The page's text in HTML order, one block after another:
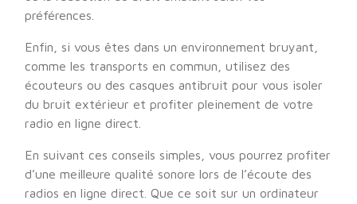
préférences.
Enfin, si vous êtes dans un environnement bruyant,
comme les transports en commun, utilisez des
écouteurs ou des casques antibruit pour vous isoler
du bruit extérieur et profiter pleinement de votre
radio en ligne direct.
En suivant ces conseils simples, vous pourrez profiter
d’une meilleure qualité sonore lors de l’écoute des
radios en ligne direct. Que ce soit sur un ordinateur